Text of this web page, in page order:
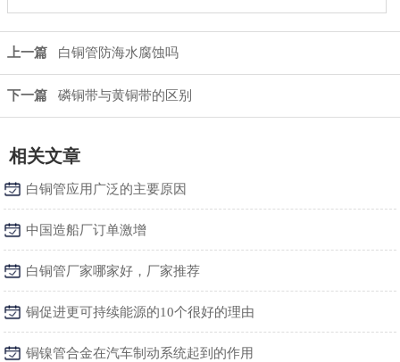
上一篇 白铜管防海水腐蚀吗
下一篇 磷铜带与黄铜带的区别
相关文章
白铜管应用广泛的主要原因
中国造船厂订单激增
白铜管厂家哪家好，厂家推荐
铜促进更可持续能源的10个很好的理由
铜镍管合金在汽车制动系统起到的作用